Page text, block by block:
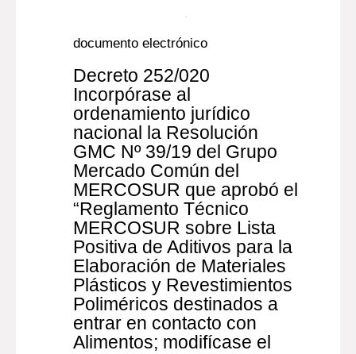
Documento digital
documento electrónico
Decreto 252/020
Incorpórase al
ordenamiento jurídico
nacional la Resolución
GMC Nº 39/19 del Grupo
Mercado Común del
MERCOSUR que aprobó el
“Reglamento Técnico